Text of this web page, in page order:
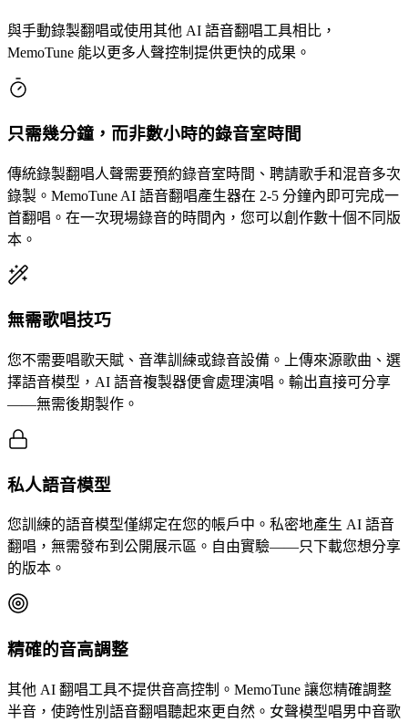
與手動錄製翻唱或使用其他 AI 語音翻唱工具相比，
MemoTune 能以更多人聲控制提供更快的成果。
只需幾分鐘，而非數小時的錄音室時間
傳統錄製翻唱人聲需要預約錄音室時間、聘請歌手和混音多次
錄製。MemoTune AI 語音翻唱產生器在 2-5 分鐘內即可完成一
首翻唱。在一次現場錄音的時間內，您可以創作數十個不同版
本。
無需歌唱技巧
您不需要唱歌天賦、音準訓練或錄音設備。上傳來源歌曲、選
擇語音模型，AI 語音複製器便會處理演唱。輸出直接可分享
——無需後期製作。
私人語音模型
您訓練的語音模型僅綁定在您的帳戶中。私密地產生 AI 語音
翻唱，無需發布到公開展示區。自由實驗——只下載您想分享
的版本。
精確的音高調整
其他 AI 翻唱工具不提供音高控制。MemoTune 讓您精確調整
半音，使跨性別語音翻唱聽起來更自然。女聲模型唱男中音歌